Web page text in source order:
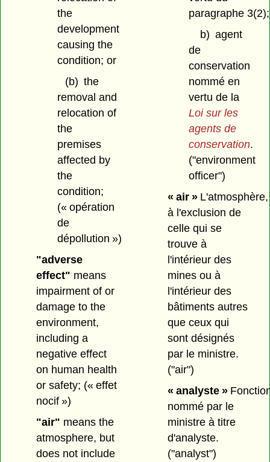
the
development
causing the
condition; or
(b) the
removal and
relocation of
the
premises
affected by
the
condition;
(« opération
de
dépollution »)
"adverse
effect" means
impairment of or
damage to the
environment,
including a
negative effect
on human health
or safety; (« effet
nocif »)
"air" means the
atmosphere, but
does not include
paragraphe 3(2);
b) agent
de
conservation
nommé en
vertu de la
Loi sur les
agents de
conservation.
("environment
officer")
« air »L'atmosphère,
à l'exclusion de
celle qui se
trouve à
l'intérieur des
mines ou à
l'intérieur des
bâtiments autres
que ceux qui
sont désignés
par le ministre.
("air")
« analyste »
nommé par le
ministre à titre
d'analyste.
("analyst")